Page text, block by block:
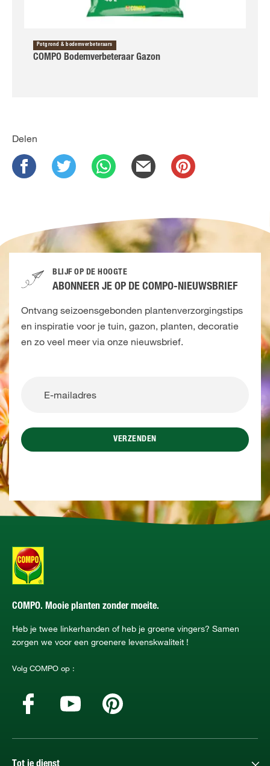
Potgrond & bodemverbeteraars
COMPO Bodemverbeteraar Gazon
Delen
BLIJF OP DE HOOGTE
ABONNEER JE OP DE COMPO-NIEUWSBRIEF
Ontvang seizoensgebonden plantenverzorgingstips
en inspiratie voor je tuin, gazon, planten, decoratie
en zo veel meer via onze nieuwsbrief.
VERZENDEN
COMPO. Mooie planten zonder moeite.
Heb je twee linkerhanden of heb je groene vingers? Samen
zorgen we voor een groenere levenskwaliteit !
Volg COMPO op :